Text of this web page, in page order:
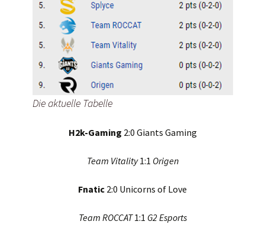
Die aktuelle Tabelle
H2k-Gaming 2:0 Giants Gaming
Team Vitality1:1 Origen
Fnatic 2:0 Unicorns of Love
Team ROCCAT1:1 G2 Esports